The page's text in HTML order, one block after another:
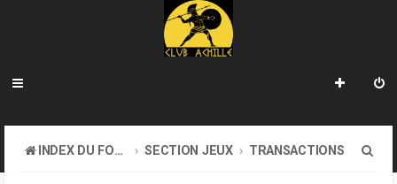
INDEX DU FORUM SECTION JEUX TRANSACTIONS